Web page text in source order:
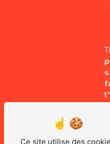
Ce site utilise des